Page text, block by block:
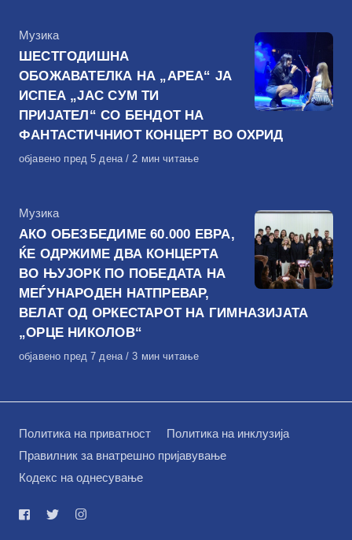
КАтегорија
Музика
ШЕСТГОДИШНА
ОБОЖАВАТЕЛКА НА „АРЕА“ ЈА
ИСПЕА „ЈАС СУМ ТИ
ПРИЈАТЕЛ“ СО БЕНДОТ НА
ФАНТАСТИЧНИОТ КОНЦЕРТ ВО ОХРИД
Објавено
објавено пред 5 дена 2 мин читање
КАтегорија
Музика
АКО ОБЕЗБЕДИМЕ 60.000 ЕВРА,
ЌЕ ОДРЖИМЕ ДВА КОНЦЕРТА
ВО ЊУЈОРК ПО ПОБЕДАТА НА
МЕЃУНАРОДЕН НАТПРЕВАР,
ВЕЛАТ ОД ОРКЕСТАРОТ НА ГИМНАЗИЈАТА
„ОРЦЕ НИКОЛОВ“
Објавено
објавено пред 7 дена 3 мин читање
Политика на приватност
Политика на инклузија
Правилник за внатрешно пријавување
Кодекс на однесување